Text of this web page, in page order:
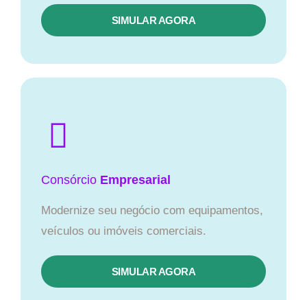
SIMULAR AGORA
Consórcio Empresarial
Modernize seu negócio com equipamentos,
veículos ou imóveis comerciais.
SIMULAR AGORA